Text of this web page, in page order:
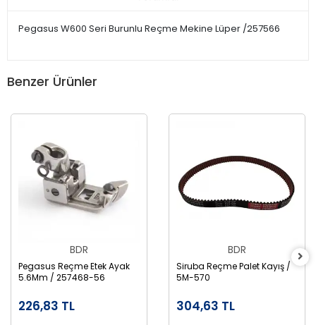
Pegasus W600 Seri Burunlu Reçme Mekine Lüper /257566
Benzer Ürünler
BDR
Pegasus Reçme Etek Ayak
5.6Mm / 257468-56
226,83 TL
BDR
Siruba Reçme Palet Kayış /
5M-570
304,63 TL